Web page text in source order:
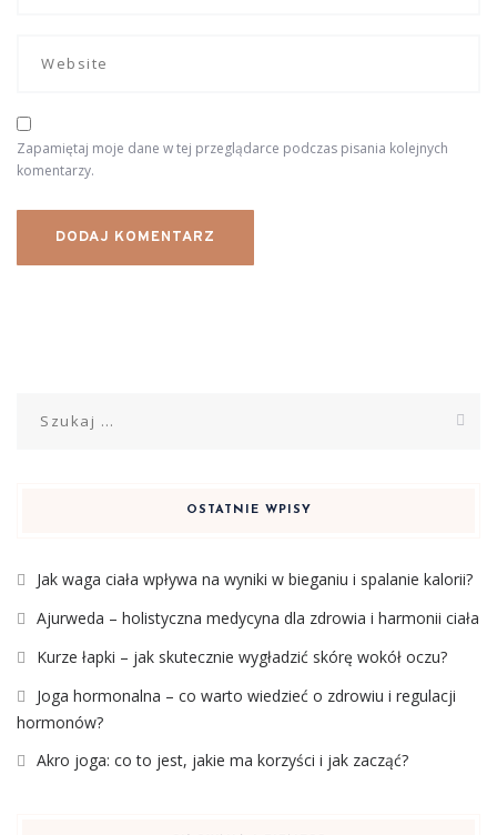
Zapamiętaj moje dane w tej przeglądarce podczas pisania kolejnych
komentarzy.
OSTATNIE WPISY
Jak waga ciała wpływa na wyniki w bieganiu i spalanie kalorii?
Ajurweda – holistyczna medycyna dla zdrowia i harmonii ciała
Kurze łapki – jak skutecznie wygładzić skórę wokół oczu?
Joga hormonalna – co warto wiedzieć o zdrowiu i regulacji
hormonów?
Akro joga: co to jest, jakie ma korzyści i jak zacząć?